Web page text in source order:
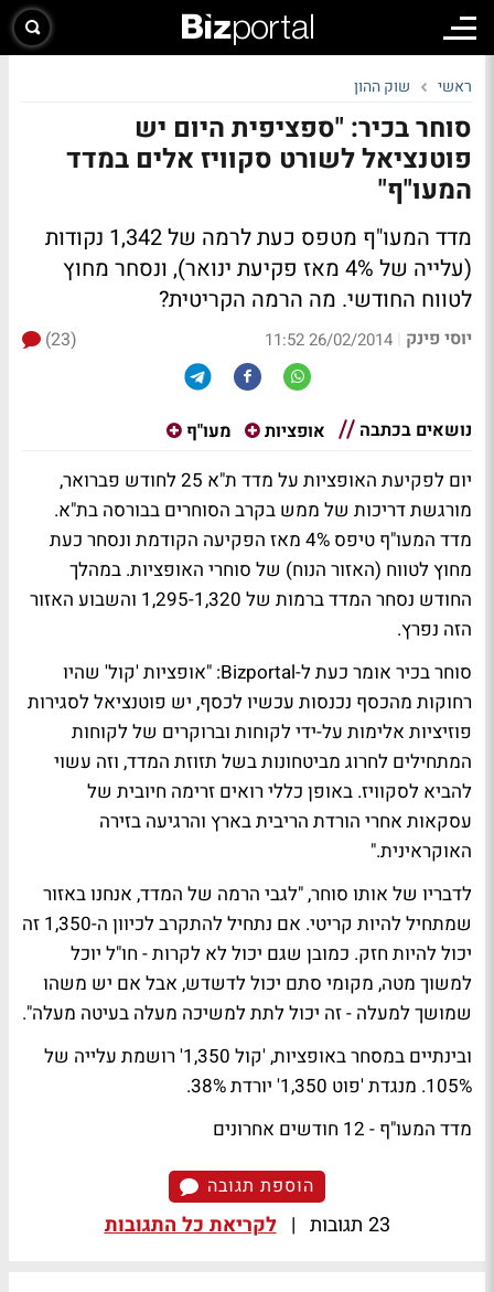
ראשי שוק ההון
סוחר בכיר: "ספציפית היום יש
פוטנציאל לשורט סקוויז אלים במדד
המעו"ף"
מדד המעו"ף מטפס כעת לרמה של 1,342 נקודות
(עלייה של 4% מאז פקיעת ינואר), ונסחר מחוץ
לטווח החודשי. מה הרמה הקריטית?
יוסי פינק |
26/02/2014 11:52
(23)
נושאים בכתבה אופציות מעו"ף
יום לפקיעת האופציות על מדד ת"א 25 לחודש פברואר,
מורגשת דריכות של ממש בקרב הסוחרים בבורסה בת"א.
מדד המעו"ף טיפס 4% מאז הפקיעה הקודמת ונסחר כעת
מחוץ לטווח (האזור הנוח) של סוחרי האופציות. במהלך
החודש נסחר המדד ברמות של 1,295-1,320 והשבוע האזור
הזה נפרץ.
סוחר בכיר אומר כעת ל-Bizportal: "אופציות 'קול' שהיו
רחוקות מהכסף נכנסות עכשיו לכסף, יש פוטנציאל לסגירות
פוזיציות אלימות על-ידי לקוחות וברוקרים של לקוחות
המתחילים לחרוג מביטחונות בשל תזוזת המדד, וזה עשוי
להביא לסקוויז. באופן כללי רואים זרימה חיובית של
עסקאות אחרי הורדת הריבית בארץ והרגיעה בזירה
האוקראינית."
לדבריו של אותו סוחר, "לגבי הרמה של המדד, אנחנו באזור
שמתחיל להיות קריטי. אם נתחיל להתקרב לכיוון ה-1,350 זה
יכול להיות חזק. כמובן שגם יכול לא לקרות - חו"ל יוכל
למשוך מטה, מקומי סתם יכול לדשדש, אבל אם יש משהו
שמושך למעלה - זה יכול לתת למשיכה מעלה בעיטה מעלה".
ובינתיים במסחר באופציות, 'קול 1,350' רושמת עלייה של
105%. מנגדת 'פוט 1,350' יורדת 38%.
מדד המעו"ף - 12 חודשים אחרונים
הוספת תגובה
23 תגובות | לקריאת כל התגובות